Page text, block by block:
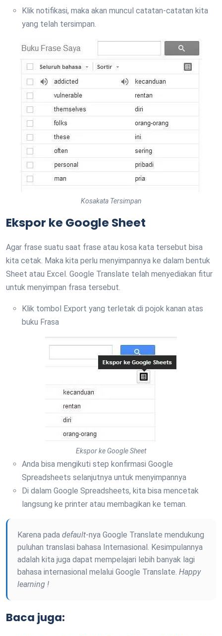
Klik notifikasi, maka akan muncul catatan-catatan kita
yang telah tersimpan.
Kosakata Tersimpan
Ekspor ke Google Sheet
Agar frase suatu saat frase atau kosa kata tersebut bisa
kita cetak. Maka kita perlu menyimpannya ke dalam bentuk
Sheet atau Excel. Google Translate telah menyediakan fitur
untuk menyimpan frasa tersebut.
Klik tombol Export yang terletak di pojok kanan atas
buku Frasa
Ekspor ke Google Sheet
Anda bisa mengikuti step konfirmasi Google
Spreadsheets selanjutnya untuk menyimpannya
Di dalam Google Spreadsheets, kita bisa mencetak
langsung ke printer atau membagikan ke teman.
Karena pada default-nya Google Translate mendukung
puluhan translasi bahasa Internasional. Kesimpulannya
adalah kita juga dapat mempelajari lebih banyak lagi
bahasa internasional melalui Google Translate. Happy
learning !
Baca juga: